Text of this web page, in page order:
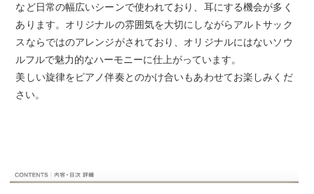
など日常の幅広いシーンで使われており、耳にする機会が多く
あります。オリジナルの雰囲気を大切にしながらアルトサック
スならではのアレンジがされており、オリジナルにはないソウ
ルフルで魅力的なハーモニーに仕上がっています。
美しい旋律をピアノ伴奏とのかけ合いもあわせてお楽しみくだ
さい。